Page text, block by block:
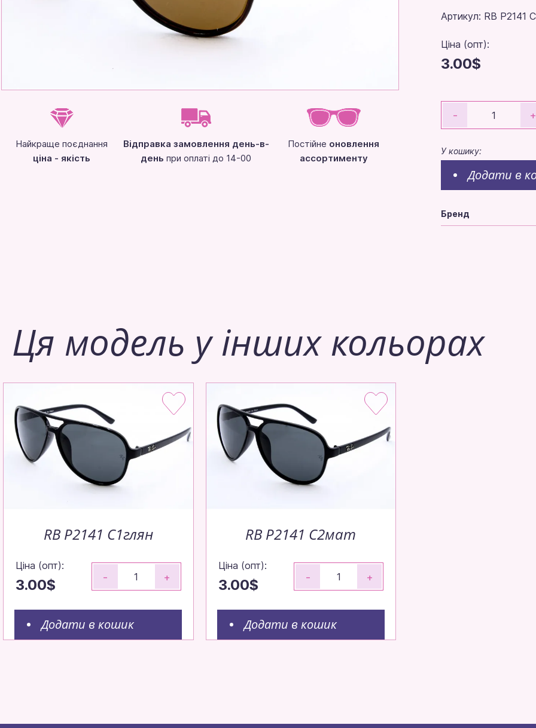
Найкраще поєднання
ціна - якість
Відправка замовлення день-в-
день при оплаті до 14-00
Постійне оновлення
ассортименту
Артикул: RB P2141
Ціна (опт):
3.00$
- +
У кошику:
Додати в
Бренд
Ця модель у інших кольорах
RB P2141 C1глян
Ціна (опт):
3.00$ - +
Додати в кошик
RB P2141 C2мат
Ціна (опт):
3.00$ - +
Додати в кошик